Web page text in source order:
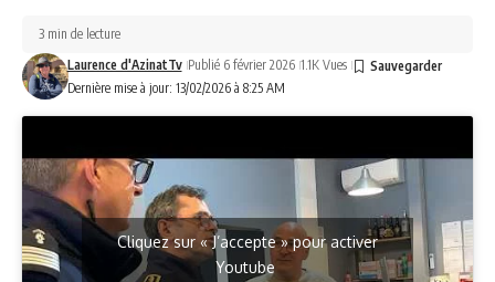
Dernière mise à jour: 13/02/2026 à 8:25 AM
Laurence d'AzinatTv Publié 6 février 2026 1.1K Vues
3 min de lecture
Cliquez sur « J’accepte » pour activer
Youtube